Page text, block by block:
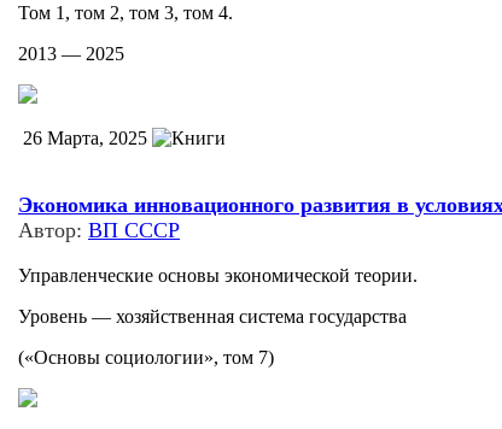
Том 1, том 2, том 3, том 4.
2013 — 2025
26 Марта, 2025
Экономика инновационного развития в
Автор: ВП СССР
Управленческие основы экономической теории.
Уровень — хозяйственная система государства
(«Основы социологии», том 7)